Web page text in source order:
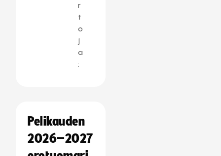
r
t
o
j
a
:
Pelikauden
2026–2027